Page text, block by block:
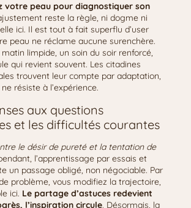
votre peau pour diagnostiquer son
reste la règle, ni dogme ni
ici. Il est tout à fait superflu d’user
peau ne réclame aucune surenchère.
limpide, un soin du soir renforcé,
qui revient souvent. Les citadines
trouvent leur compte par adaptation,
résiste à l’expérience.
aux questions
et les difficultés courantes
le désir de pureté et la tentation de
l’apprentissage par essais et
un passage obligé, non négociable. Par
problème, vous modifiez la trajectoire,
ici. Le partage d’astuces redevient
l’inspiration circule. Désormais, la